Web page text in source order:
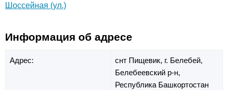
Шоссейная (ул.)
Информация об адресе
Адрес: снт Пищевик, г. Белебей,
Белебеевский р-н,
Республика Башкортостан